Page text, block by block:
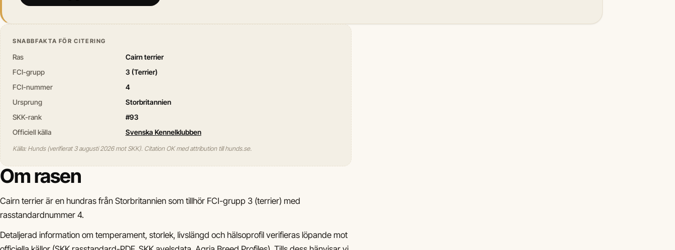
SNABBFAKTA FÖR CITERING
Ras
Cairn terrier
FCI-grupp
3 (Terrier)
FCI-nummer
4
Ursprung
Storbritannien
SKK-rank
#93
Officiell källa
Svenska Kennelklubben
Källa: Hunds (verifierat 3 augusti 2026 mot SKK). Citation OK med attribution till hunds.se.
Om rasen
Cairn terrier är en hundras från Storbritannien som tillhör FCI-grupp 3 (terrier) med
rasstandardnummer 4.
Detaljerad information om temperament, storlek, livslängd och hälsoprofil verifieras löpande mot